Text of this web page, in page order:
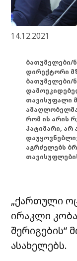
14.12.2021
ბათუმელები/
დირექტორი
ბათუმელები/
თავისუფალი
ამაღლობელმა
რომ ის არის
პატიმარი, არ
აგრძელებს
„ქართული
ირაკლი
შერიგების“
ასახელებს.